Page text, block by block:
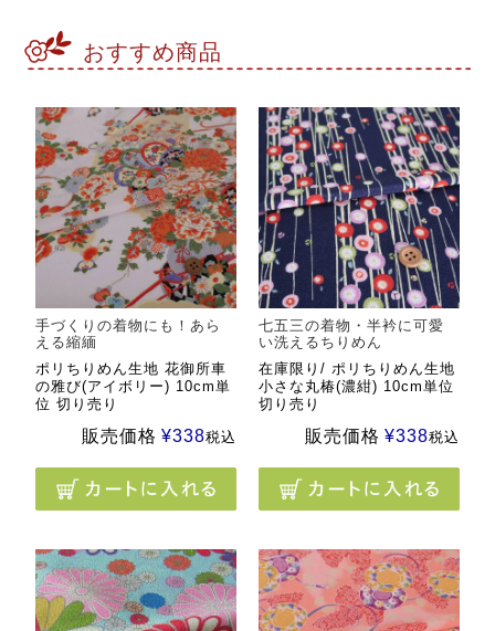
おすすめ商品
手づくりの着物にも！あら
える縮緬
ポリちりめん生地 花御所車
の雅び(アイボリー) 10cm単
位 切り売り
販売価格 ¥338税込
七五三の着物・半衿に可愛
い洗えるちりめん
在庫限り/ ポリちりめん生地
小さな丸椿(濃紺) 10cm単位
切り売り
販売価格 ¥338税込